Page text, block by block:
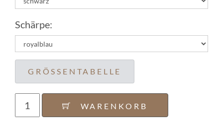
Schärpe:
GRÖSSENTABELLE
WARENKORB